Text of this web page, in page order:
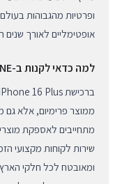
ופרטיות מהגבוהות
אופטימליים לאורך שנים
למה כדאי לקנות ב-BUYIPHONE
ממוצר פרימיום, אלא גם
מתחייבים לאספקת
שירות לקוחות מקצועי